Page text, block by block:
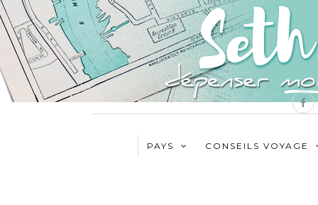
PAYS CONSEILS VOYAGE